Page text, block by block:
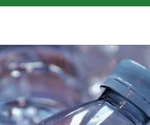
на
превоз на